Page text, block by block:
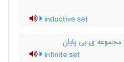
inductive set
ی بی پایان
infinite set